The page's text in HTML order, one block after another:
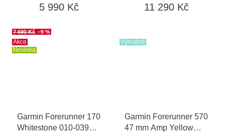
5 990 Kč 11 290 Kč
Akce
Novinka
7 690 Kč –9 %
Garmin Forerunner 170
Whitestone 010-03920-
Výhodné
Garmin Forerunner 570
47 mm Amp Yellow